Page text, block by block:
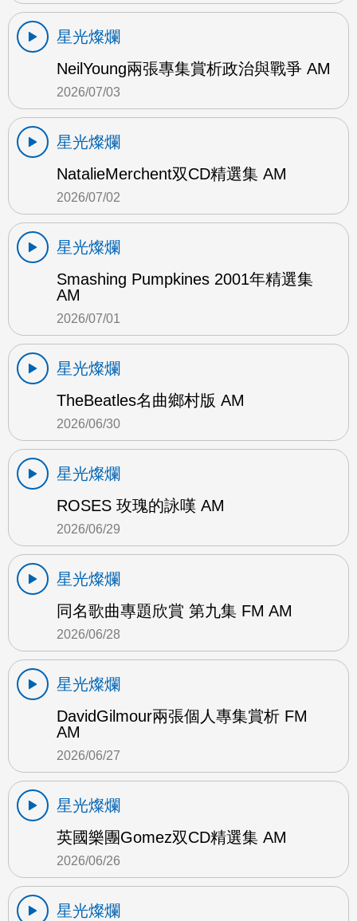
星光燦爛
NeilYoung兩張專集賞析政治與戰爭 AM
2026/07/03
星光燦爛
NatalieMerchent双CD精選集 AM
2026/07/02
星光燦爛
Smashing Pumpkines 2001年精選集
AM
2026/07/01
星光燦爛
TheBeatles名曲鄉村版 AM
2026/06/30
星光燦爛
ROSES 玫瑰的詠嘆 AM
2026/06/29
星光燦爛
同名歌曲專題欣賞 第九集 FM AM
2026/06/28
星光燦爛
DavidGilmour兩張個人專集賞析 FM
AM
2026/06/27
星光燦爛
英國樂團Gomez双CD精選集 AM
2026/06/26
星光燦爛